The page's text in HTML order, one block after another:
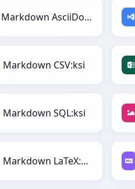
Markdown AsciiDoc:ksi
Markdown CSV:ksi
Markdown SQL:ksi
Markdown LaTeX:ksi